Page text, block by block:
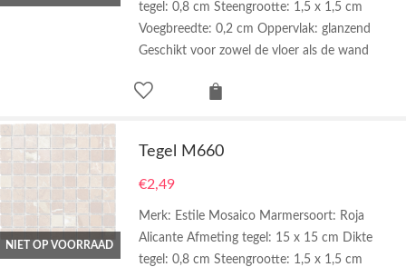
tegel: 0,8 cm Steengrootte: 1,5 x 1,5 cm
Voegbreedte: 0,2 cm Oppervlak: glanzend
Geschikt voor zowel de vloer als de wand
NIET OP VOORRAAD
Tegel M660
€2,49
Merk: Estile Mosaico Marmersoort: Roja
Alicante Afmeting tegel: 15 x 15 cm Dikte
tegel: 0,8 cm Steengrootte: 1,5 x 1,5 cm